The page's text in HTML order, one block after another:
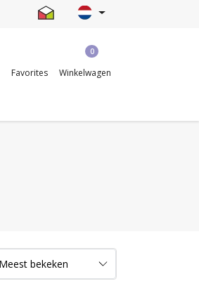
Favorites
0
Winkelwagen